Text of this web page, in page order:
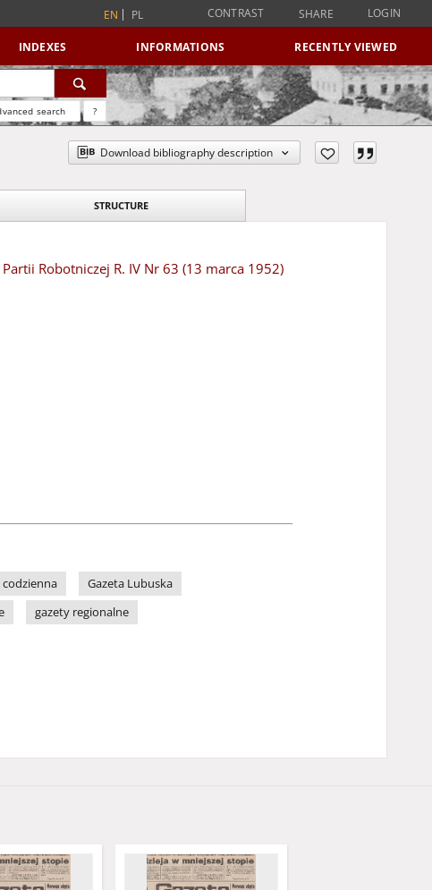
EN PL CONTRAST SHARE LOGIN
INDEXES INFORMATIONS RECENTLY VIEWED
search ?
Download bibliography description
STRUCTURE
Robotniczej R. IV Nr 63 (13 marca 1952)
codzienna
Gazeta Lubuska
gazety regionalne